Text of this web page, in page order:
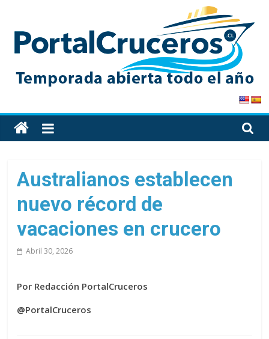
content
PortalCruceros
Toda
la
cruceros
en
un
solo
Australianos establecen
nuevo récord de
vacaciones en crucero
Abril 30, 2026
Por Redacción PortalCruceros
@PortalCruceros